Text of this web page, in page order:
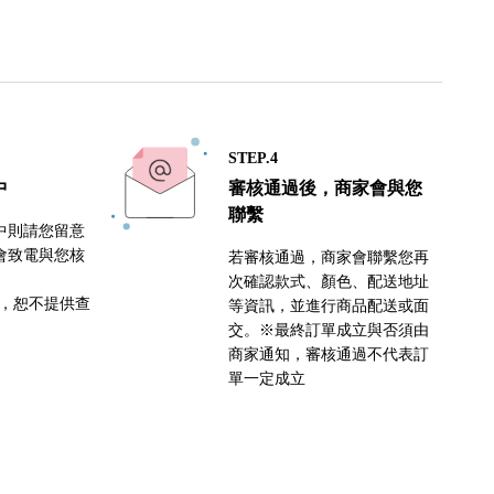
則請您留意
致電與您核
恕不提供查
STEP.4
審核通過後，商家會與您
聯繫
若審核通過，商家會聯繫您再
次確認款式、顏色、配送地址
等資訊，並進行商品配送或面
交。※最終訂單成立與否須由
商家通知，審核通過不代表訂
單一定成立